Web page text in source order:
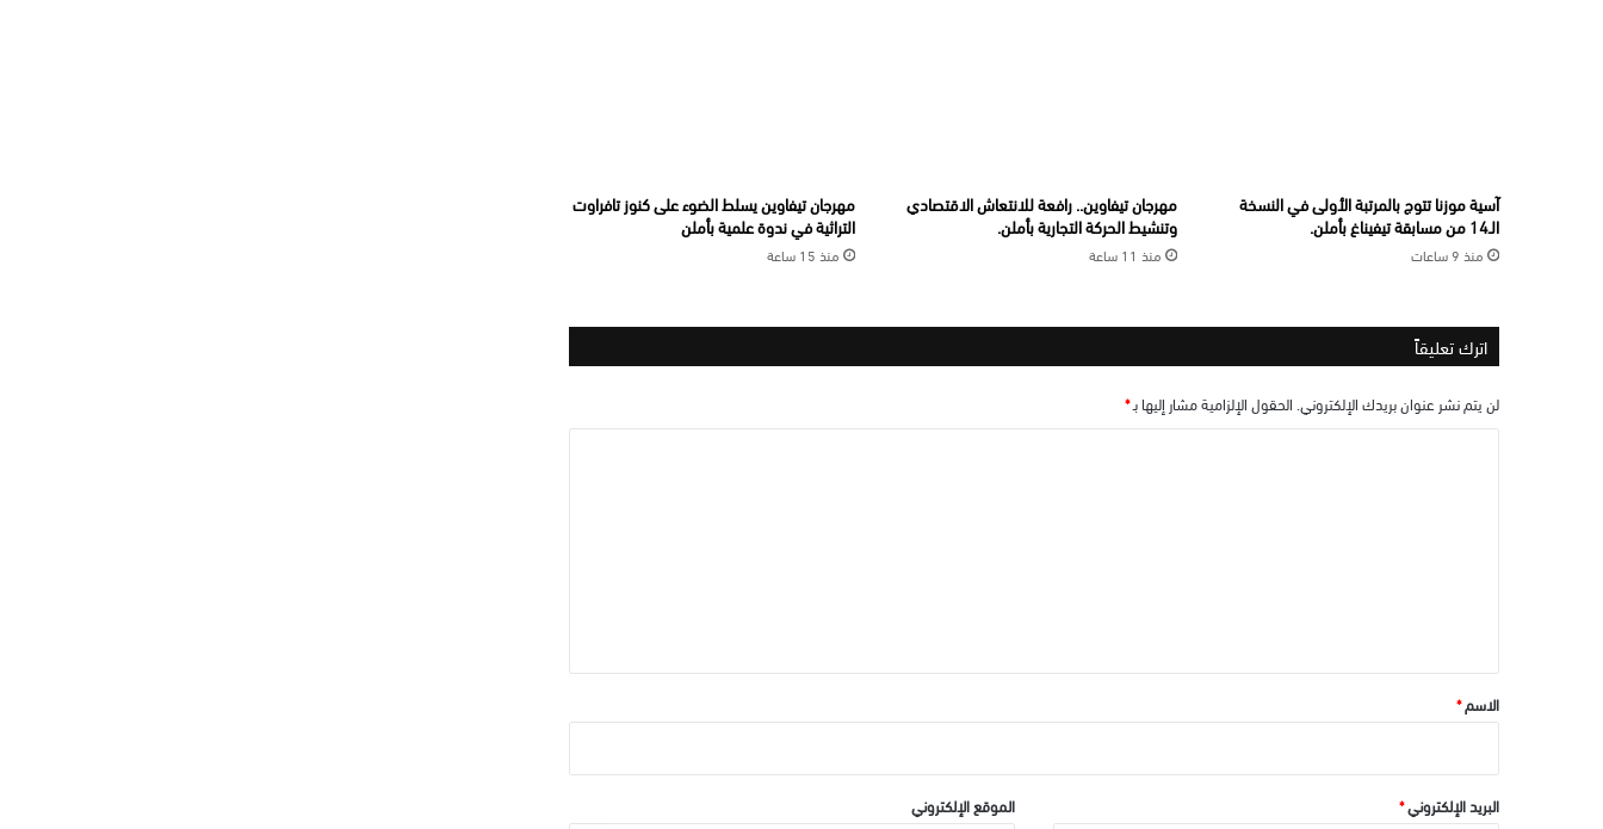
آسية موزنا تتوج بالمرتبة الأولى في النسخة
الـ14 من مسابقة تيفيناغ بأملن.
منذ 9 ساعات
مهرجان تيفاوين.. رافعة للانتعاش الاقتصادي
وتنشيط الحركة التجارية بأملن.
منذ 11 ساعة
مهرجان تيفاوين يسلط الضوء على كنوز تافراوت
التراثية في ندوة علمية بأملن
منذ 15 ساعة
اترك تعليقاً
لن يتم نشر عنوان بريدك الإلكتروني. الحقول الإلزامية مشار إليها بـ*
*الاسم*
البريد الإلكتروني* الموقع الإلكتروني